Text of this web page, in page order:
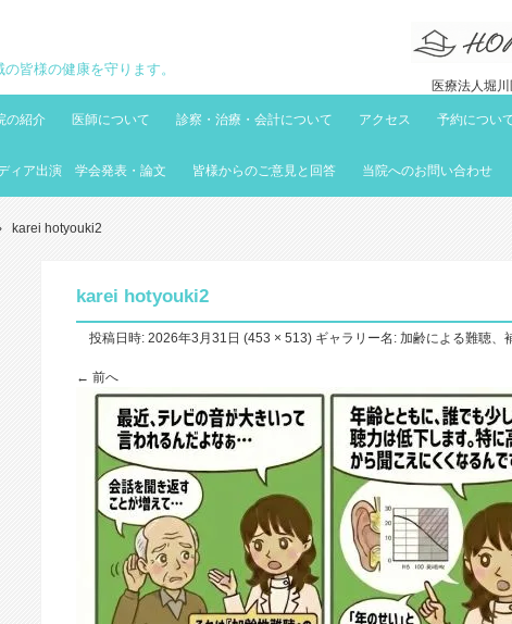
皆様の健康を守ります。
医療法人堀
の紹介 医師について 診察・治療・会計について アクセス 予約につい
ィア出演 学会発表・論文 皆様からのご意見と回答 当院へのお問い合わせ
karei hotyouki2
karei hotyouki2
投稿日時: 2026年3月31日 (453 × 513) ギャラリー名: 加齢による難聴、
← 前へ